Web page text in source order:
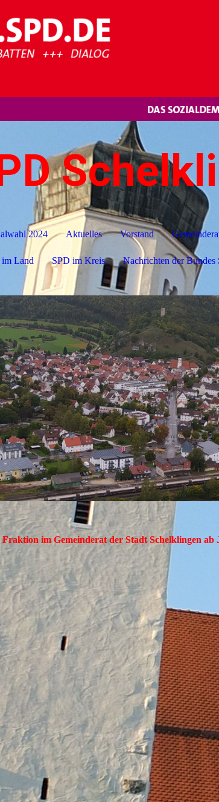
2024 Aktuelles Vorstand
Land SPD im Kreis Nachrichten der Bundes
Fraktion im Gemeinderat der Stadt Schelklingen ab